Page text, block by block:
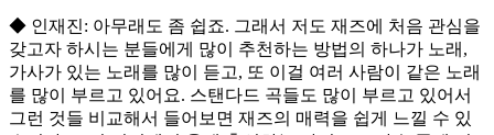
◆ 인재진: 아무래도 좀 쉽죠. 그래서 저도 재즈에 처음 관심을
갖고자 하시는 분들에게 많이 추천하는 방법의 하나가 노래,
가사가 있는 노래를 많이 듣고, 또 이걸 여러 사람이 같은 노래
를 많이 부르고 있어요. 스탠다드 곡들도 많이 부르고 있어서
그런 것들 비교해서 들어보면 재즈의 매력을 쉽게 느낄 수 있